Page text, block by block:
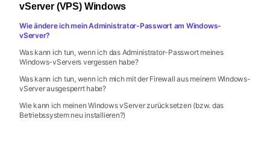
vServer (VPS) Windows
Wie ändere ich mein Administrator-Passwort am Windows-
vServer?
Was kann ich tun, wenn ich das Administrator-Passwort meines
Windows-vServers vergessen habe?
Was kann ich tun, wenn ich mich mit der Firewall aus meinem Windows-
vServer ausgesperrt habe?
Wie kann ich meinen Windows vServer zurücksetzen (bzw. das
Betriebssystem neu installieren?)